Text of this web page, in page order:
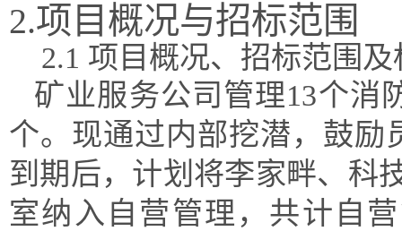
2.项目概况与招标范围
2.1 项目概况、招标范围
矿业服务公司管理13个消
个。现通过内部挖潜，鼓励
到期后，计划将李家畔、科
室纳入自营管理，共计自